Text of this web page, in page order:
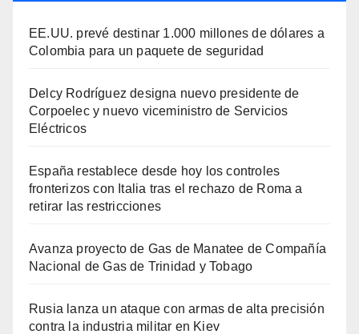
EE.UU. prevé destinar 1.000 millones de dólares a
Colombia para un paquete de seguridad
Delcy Rodríguez designa nuevo presidente de
Corpoelec y nuevo viceministro de Servicios
Eléctricos
España restablece desde hoy los controles
fronterizos con Italia tras el rechazo de Roma a
retirar las restricciones
Avanza proyecto de Gas de Manatee de Compañía
Nacional de Gas de Trinidad y Tobago
Rusia lanza un ataque con armas de alta precisión
contra la industria militar en Kiev